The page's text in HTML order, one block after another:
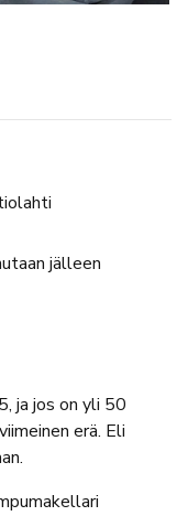
jälleen
ja jos on yli 50
erä. Eli